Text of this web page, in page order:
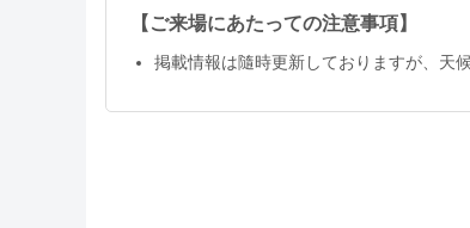
【ご来場にあたっての注意事項】
掲載情報は隨時更新しておりますが、天